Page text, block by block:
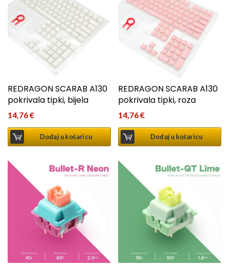
REDRAGON SCARAB A130
pokrivala tipki, bijela
14,76€
Dodaj u košaricu
REDRAGON SCARAB A130
pokrivala tipki, roza
14,76€
Dodaj u košaricu